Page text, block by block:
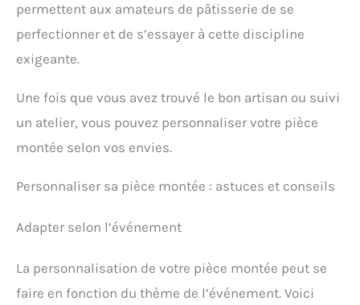
permettent aux amateurs de pâtisserie de se
perfectionner et de s’essayer à cette discipline
exigeante.
Une fois que vous avez trouvé le bon artisan ou suivi
un atelier, vous pouvez personnaliser votre pièce
montée selon vos envies.
Personnaliser sa pièce montée : astuces et conseils
Adapter selon l’événement
La personnalisation de votre pièce montée peut se
faire en fonction du thème de l’événement. Voici